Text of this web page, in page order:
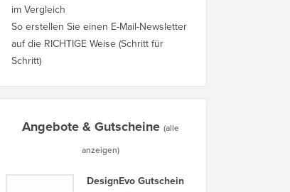
im Vergleich
So erstellen Sie einen E-Mail-Newsletter
auf die RICHTIGE Weise (Schritt für
Schritt)
Angebote & Gutscheine (alle
anzeigen)
DesignEvo Gutschein